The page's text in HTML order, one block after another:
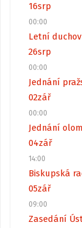
16srp
00:00
Letní
26srp
00:00
Jednání
02zář
00:00
Jednání
04zář
14:00
Biskupská
05zář
09:00
Zasedání